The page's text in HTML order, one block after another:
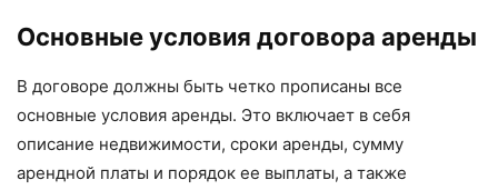
Основные условия договора аренды
В договоре должны быть четко прописаны все
основные условия аренды. Это включает в себя
описание недвижимости, сроки аренды, сумму
арендной платы и порядок ее выплаты, а также